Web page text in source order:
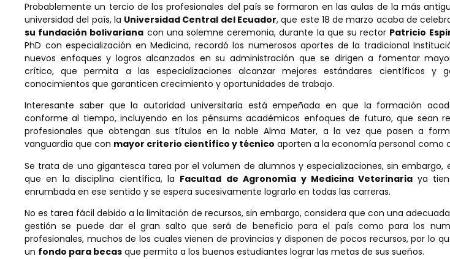
Probablemente un tercio de los profesionales del país se formaron en las aulas de la más
universidad del país, la Universidad Central del Ecuador, que este 18 de marzo acaba de
su fundación bolivariana con una solemne ceremonia, durante la que su rector Patricio
PhD con especialización en Medicina, recordó los numerosos aportes de la tradicional
nuevos enfoques y logros alcanzados en su administración que se dirigen a fomentar
crítico, que permita a las especializaciones alcanzar mejores estándares científicos y
conocimientos que garanticen crecimiento y oportunidades de trabajo.
Interesante saber que la autoridad universitaria está empeñada en que la formación
conforme al tiempo, incluyendo en los pénsums académicos enfoques de futuro, que sean
profesionales que obtengan sus títulos en la noble Alma Mater, a la vez que pasen a
vanguardia que con mayor criterio científico y técnico aporten a la economía personal como
Se trata de una gigantesca tarea por el volumen de alumnos y especializaciones, sin embargo,
que en la disciplina científica, la Facultad de Agronomía y Medicina Veterinaria ya
enrumbada en ese sentido y se espera sucesivamente lograrlo en todas las carreras.
No es tarea fácil debido a la limitación de recursos, sin embargo, considera que con una
gestión se puede dar el gran salto que será de beneficio para el país como para los
profesionales, muchos de los cuales vienen de provincias y disponen de pocos recursos, por lo
un fondo para becas que permita a los buenos estudiantes lograr las metas de sus sueños.